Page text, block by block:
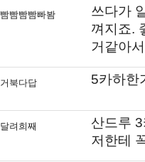
빰빰빰빰빠봠
쓰다가
껴지죠.
거같아
거북다답 5카하한
달려희째
산드루
저한테